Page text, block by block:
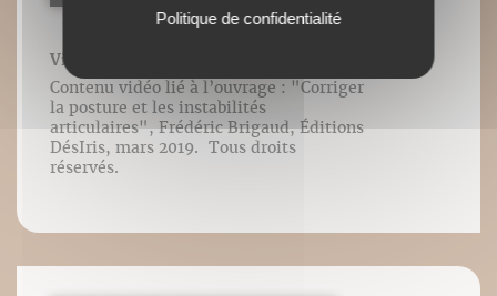
Vidéo n°31 : Squat
Contenu vidéo lié à l’ouvrage : "Corriger
la posture et les instabilités
articulaires", Frédéric Brigaud, Éditions
DésIris, mars 2019. Tous droits
réservés.
Politique de confidentialité